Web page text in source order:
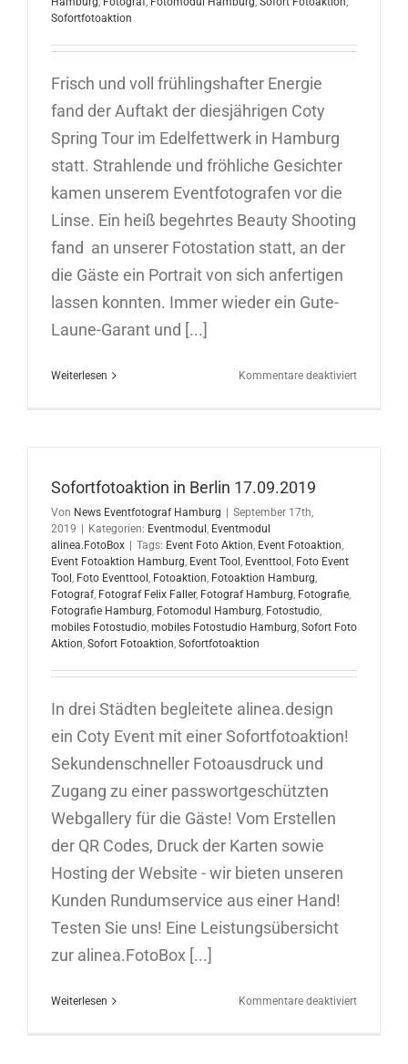
Sofortfotoaktion
Frisch und voll frühlingshafter Energie
fand der Auftakt der diesjährigen Coty
Spring Tour im Edelfettwerk in Hamburg
statt. Strahlende und fröhliche Gesichter
kamen unserem Eventfotografen vor die
Linse. Ein heiß begehrtes Beauty Shooting
fand an unserer Fotostation statt, an der
die Gäste ein Portrait von sich anfertigen
lassen konnten. Immer wieder ein Gute-
Laune-Garant und [...]
Weiterlesen Kommentare deaktiviertfür
Sofortfotoaktion in Berlin 17.09.2019
Von News Eventfotograf Hamburg
September 17th,
2019
Kategorien: Eventmodul , Eventmodul
alinea.FotoBox
Tags: Event Foto Aktion, Event Fotoaktion,
Event Fotoaktion Hamburg, Event Tool , Eventtool , Foto Event
Tool , Foto Eventtool , Fotoaktion, Fotoaktion Hamburg,
Fotograf, Fotograf Felix Faller, Fotograf Hamburg, Fotografie,
Fotografie Hamburg, Fotomodul Hamburg, Fotostudio,
mobiles Fotostudio, mobiles Fotostudio Hamburg, Sofort Foto
Aktion, Sofort Fotoaktion, Sofortfotoaktion
In drei Städten begleitete alinea.design
ein Coty Event mit einer Sofortfotoaktion!
Sekundenschneller Fotoausdruck und
Zugang zu einer passwortgeschützten
Webgallery für die Gäste! Vom Erstellen
der QR Codes, Druck der Karten sowie
Hosting der Website - wir bieten unseren
Kunden Rundumservice aus einer Hand!
Testen Sie uns! Eine Leistungsübersicht
zur alinea.FotoBox [...]
Weiterlesen Kommentare deaktiviertfür